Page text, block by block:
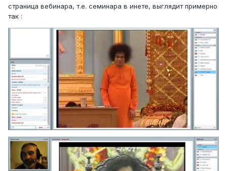
страница вебинара, т.е. семинара в инете, выглядит примерно
так :